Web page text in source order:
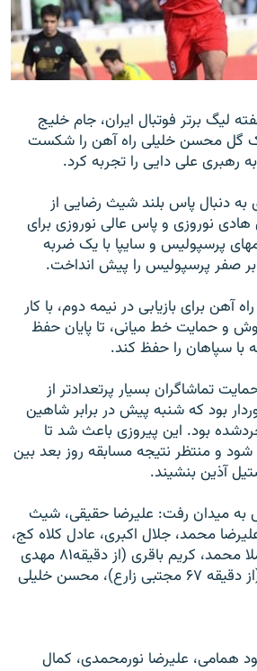
ليگ برتر فوتبال ايران، جام خليج
گل محسن خليلی راه آهن را شکست
رهبری علی دايی را تجربه کرد.
دنبال پاس بلند شيث رضايی از
نوروزی و پاس عالی نوروزی برای
پرسپوليس و سايپا با يک ضربه
آهن برای بازيابی در نيمه دوم، با کار
و حمايت خط ميانی، تا پايان حفظ
با سپاهان را حفظ کند.
تماشاگران بسيار پرتعدادتر از
بود که شنبه پيش در برابر شاهين
بود. اين پيروزی باعث شد تا
۳۷ امتيازی شود و منتظر نتيجه مسابقه روز بعد بين
آذين بنشيند.
به ميدان رفت: عليرضا حقيقی، شيث
محمد، جلال اکبری،‌ عادل کلاه کج،
حسين بادامکی، هوار ملا محمد، کريم باقری (از دقيقه۸۱ مهدی
شيری)، هادی نوروزی (از دقيقه ۶۷ مجتبی زارع)، محسن خليلی
همامی، عليرضا نورمحمدی، کمال